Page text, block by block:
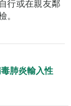
行或在親友鄰
肺炎輸入性